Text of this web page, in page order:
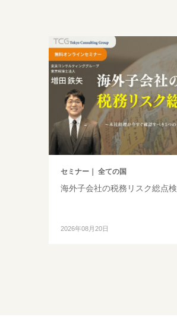
セミナー｜ 全ての国
海外子会社の税務リスク総点検
2026年08月20日